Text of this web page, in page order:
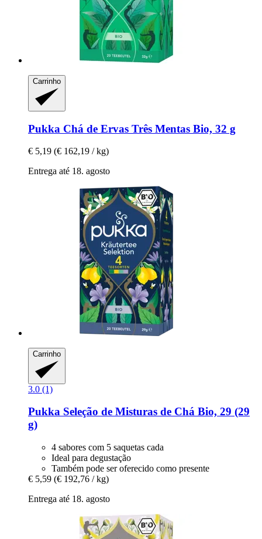
Carrinho
Pukka Chá de Ervas Três Mentas Bio, 32 g
€ 5,19 (€ 162,19 / kg)
Entrega até 18. agosto
Carrinho
3.0 (1)
Pukka Seleção de Misturas de Chá Bio, 29 (29
g)
4 sabores com 5 saquetas cada
Ideal para degustação
Também pode ser oferecido como presente
€ 5,59 (€ 192,76 / kg)
Entrega até 18. agosto